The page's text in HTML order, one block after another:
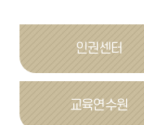
인권센터
교육연수원